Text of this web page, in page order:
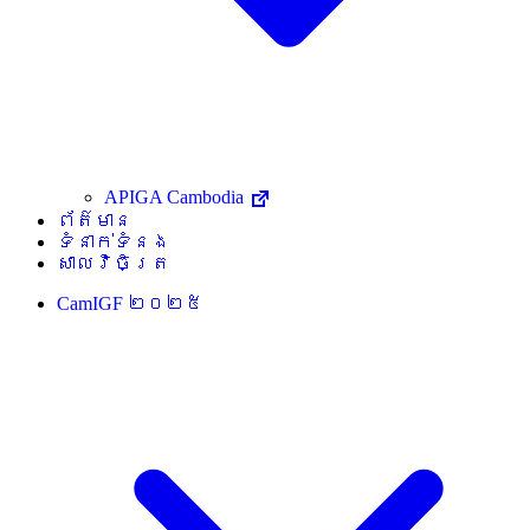
APIGA Cambodia
ព័ត៌មាន
ទំនាក់ទំនង
សាលវិចិត្រ
CamIGF ២០២៥